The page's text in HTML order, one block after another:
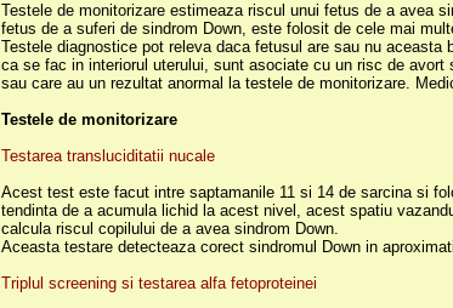
Testele de monitorizare estimeaza riscul unui fetus de a avea
fetus de a suferi de sindrom Down, este folosit de cele mai
Testele diagnostice pot releva daca fetusul are sau nu
ca se fac in interiorul uterului, sunt asociate cu un risc de
sau care au un rezultat anormal la testele de monitorizare.
Testele de monitorizare
Testarea transluciditatii nucale
Acest test este facut intre saptamanile 11 si 14 de sarcina si
tendinta de a acumula lichid la acest nivel, acest spatiu
calcula riscul copilului de a avea sindrom Down.
Aceasta testare detecteaza corect sindromul Down in
Triplul screening si testarea alfa fetoproteinei